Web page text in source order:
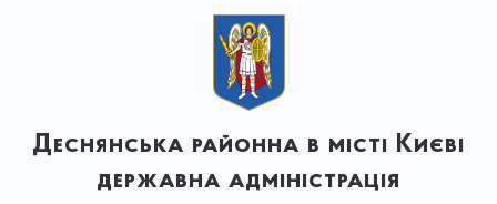
Деснянська районна в місті Києві
державна адміністрація